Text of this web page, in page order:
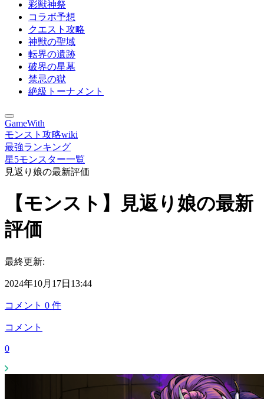
彩獣神祭
コラボ予想
クエスト攻略
神獣の聖域
転界の遺跡
破界の星墓
禁忌の獄
絶級トーナメント
GameWith
モンスト攻略wiki
最強ランキング
星5モンスター一覧
見返り娘の最新評価
【モンスト】見返り娘の最新
評価
最終更新:
2024年10月17日13:44
コメント 0 件
コメント
0